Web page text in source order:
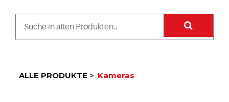
ALLE PRODUKTE > Kameras